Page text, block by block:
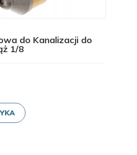
do Kanalizacji do
1/8